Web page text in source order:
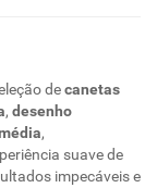
decanetas
, desenho
,
suave de
impecáveis e